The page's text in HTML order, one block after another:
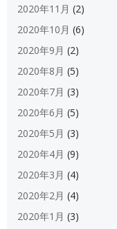
2020年11月 (2)
2020年10月 (6)
2020年9月 (2)
2020年8月 (5)
2020年7月 (3)
2020年6月 (5)
2020年5月 (3)
2020年4月 (9)
2020年3月 (4)
2020年2月 (4)
2020年1月 (3)